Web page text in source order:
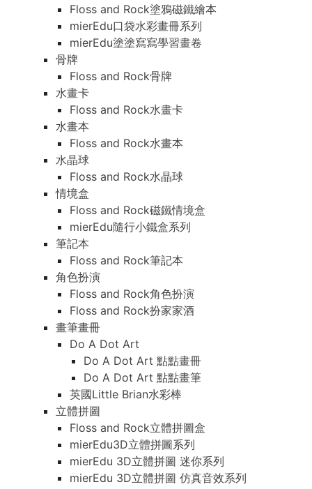
Floss and Rock塗鴉磁鐵繪本
mierEdu口袋水彩畫冊系列
mierEdu塗塗寫寫學習畫卷
骨牌
Floss and Rock骨牌
水畫卡
Floss and Rock水畫卡
水畫本
Floss and Rock水畫本
水晶球
Floss and Rock水晶球
情境盒
Floss and Rock磁鐵情境盒
mierEdu隨行小鐵盒系列
筆記本
Floss and Rock筆記本
角色扮演
Floss and Rock角色扮演
Floss and Rock扮家家酒
畫筆畫冊
Do A Dot Art
Do A Dot Art 點點畫冊
Do A Dot Art 點點畫筆
英國Little Brian水彩棒
立體拼圖
Floss and Rock立體拼圖盒
mierEdu3D立體拼圖系列
mierEdu 3D立體拼圖 迷你系列
mierEdu 3D立體拼圖 仿真音效系列